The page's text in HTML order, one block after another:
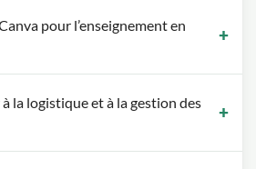
pour l’enseignement en
la logistique et à la gestion des